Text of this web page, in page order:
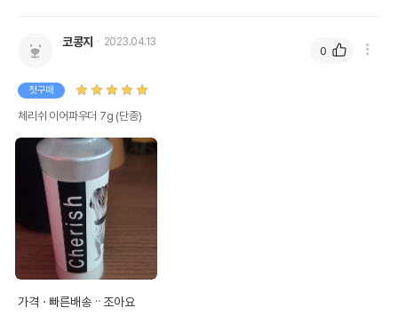
코콩지 2023.04.13
첫구매
체리쉬 이어파우더 7g (단종)
가격ㆍ빠른배송ᆢ조아요
0